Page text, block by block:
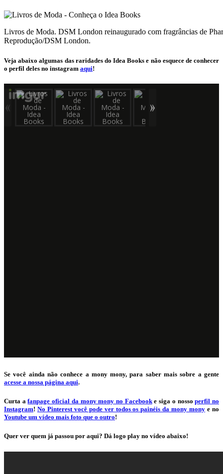
Livros de Moda. DSM London reinaugurado com fragrâncias de
Reprodução/DSM London.
Veja abaixo algumas das raridades do Idea Books e não esquece de conhecer
o perfil deles no instagram aqui!
Se você ainda não conhece a mony mony, para saber mais sobre a gente
acesse a nossa página aqui.
Curta afanpage oficial da mony mony no Facebooke siga o nossoperfil no
Instagram! No Pinterest você pode ver todos os painéis da mony mony e no
Youtube um vídeo mais foto que o outro!
Quer ver quem já passou por aqui? Dá logo play no vídeo abaixo!